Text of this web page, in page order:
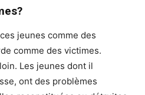
jeunes comme des
comme des victimes.
Les jeunes dont il
ont des problèmes